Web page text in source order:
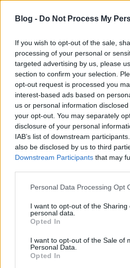
Blog - Do Not Process My
If you wish to opt-out of the sale,
processing of your personal or
targeted advertising by us, please
section to confirm your selection.
opt-out request is processed you
interest-based ads based on
us or personal information
your opt-out. You may separately
disclosure of your personal
IAB’s list of downstream
also be disclosed by us to third
Downstream Participants that may
Please note that this website/app
not limited to your visit or usage
grant or deny consent to Google
use your data for below specified
consent section.
Personal Data Processing Opt
I want to opt-out of the Sharing
personal data.
Opted In
I want to opt-out of the Sale of
Personal Data.
Opted In
találkozhatunk AI
ügyfélszolgálatánál. Ezek az
általános kérdések
pedig összekapcsolnak a
(emberi) munkatárssal. A